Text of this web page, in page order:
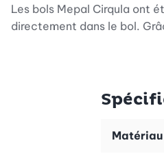
Les bols Mepal Cirqula ont
directement dans le bol.
Empilables, ils prennent
Matériau